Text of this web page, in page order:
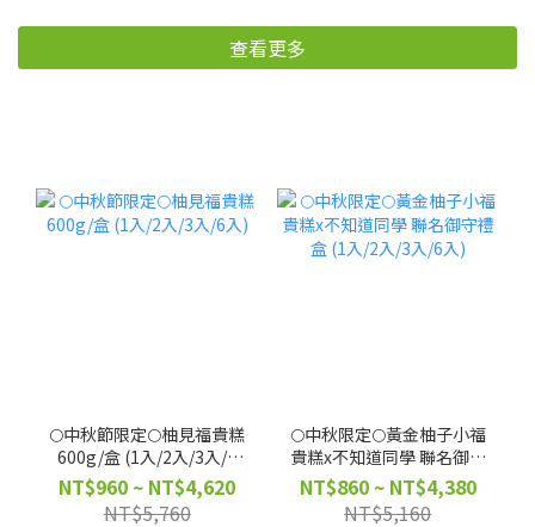
查看更多
🌕中秋節限定🌕柚見福貴糕
600g/盒 (1入/2入/3入/6
入)
NT$960 ~ NT$4,620
NT$5,760
🌕中秋限定🌕黃金柚子小福
貴糕x不知道同學 聯名御守
禮盒 (1入/2入/3入/6入)
NT$860 ~ NT$4,380
NT$5,160